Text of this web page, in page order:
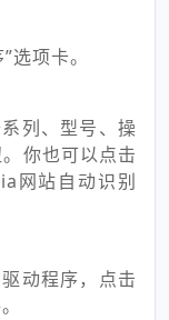
项卡。
列、型号、操
你也可以点击
网站自动识别
动程序，点击